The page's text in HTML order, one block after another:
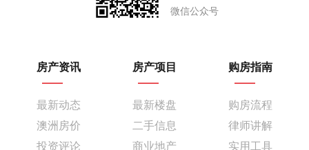
微信公众号
房产资讯
最新动态
澳洲房价
投资评论
房产项目
最新楼盘
二手信息
商业地产
购房指南
购房流程
律师讲解
实用工具